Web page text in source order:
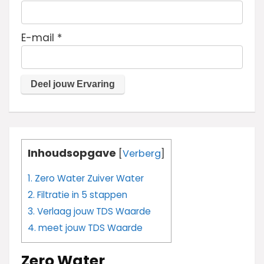
E-mail *
Inhoudsopgave [Verberg]
1. Zero Water Zuiver Water
2. Filtratie in 5 stappen
3. Verlaag jouw TDS Waarde
4. meet jouw TDS Waarde